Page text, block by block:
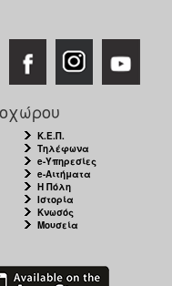
Κ.Ε.Π.
Τηλέφωνα
e-Υπηρεσίες
e-Αιτήματα
Η Πόλη
Ιστορία
Κνωσός
Μουσεία